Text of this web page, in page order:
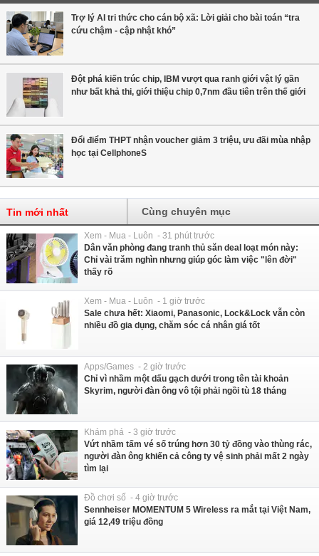
Trợ lý AI tri thức cho cán bộ xã: Lời giải cho bài toán “tra
cứu chậm - cập nhật khó”
Đột phá kiến trúc chip, IBM vượt qua ranh giới vật lý gần
như bất khả thi, giới thiệu chip 0,7nm đầu tiên trên thế giới
Đổi điểm THPT nhận voucher giảm 3 triệu, ưu đãi mùa nhập
học tại CellphoneS
Tin mới nhất Cùng chuyên mục
Xem - Mua - Luôn - 31 phút trước
Dân văn phòng đang tranh thủ săn deal loạt món này:
Chỉ vài trăm nghìn nhưng giúp góc làm việc "lên đời"
thấy rõ
Xem - Mua - Luôn - 1 giờ trước
Sale chưa hết: Xiaomi, Panasonic, Lock&Lock vẫn còn
nhiều đồ gia dụng, chăm sóc cá nhân giá tốt
Apps/Games - 2 giờ trước
Chỉ vì nhầm một dấu gạch dưới trong tên tài khoản
Skyrim, người đàn ông vô tội phải ngồi tù 18 tháng
Khám phá - 3 giờ trước
Vứt nhầm tấm vé số trúng hơn 30 tỷ đồng vào thùng rác,
người đàn ông khiến cả công ty vệ sinh phải mất 2 ngày
tìm lại
Đồ chơi số - 4 giờ trước
Sennheiser MOMENTUM 5 Wireless ra mắt tại Việt Nam,
giá 12,49 triệu đồng